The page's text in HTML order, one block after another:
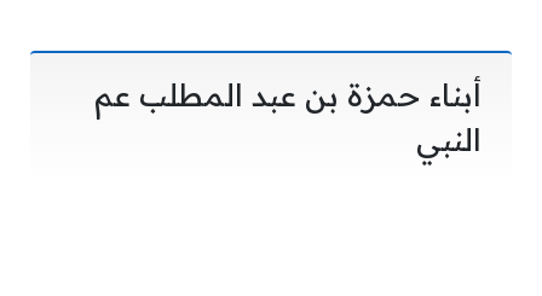
أبناء حمزة بن عبد المطلب عم
النبي